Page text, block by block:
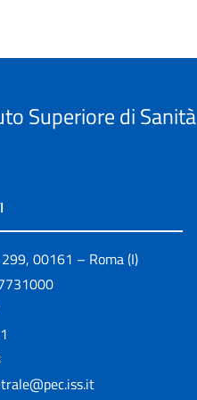
Superiore di Sanità
00161 – Roma (I)